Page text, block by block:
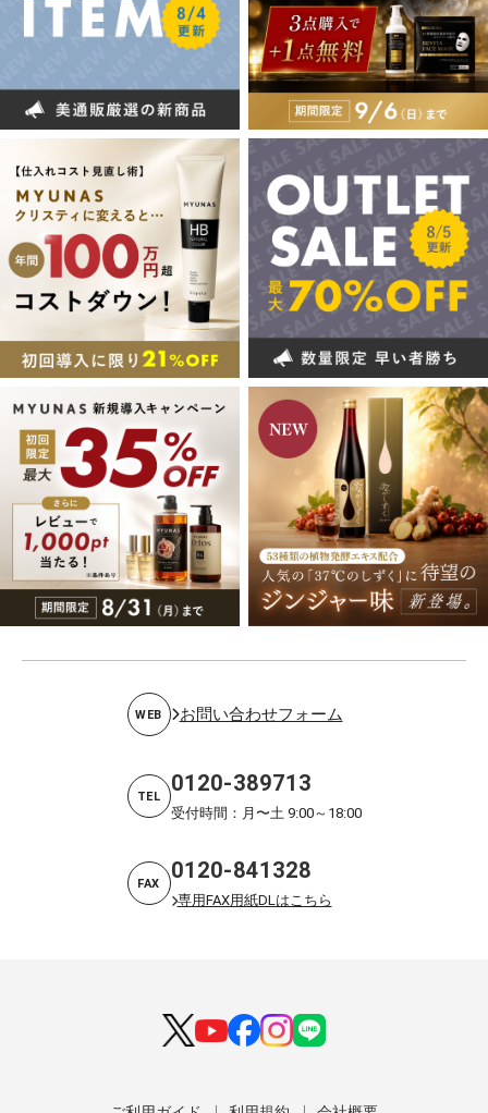
WEB お問い合わせフォーム
TEL 0120-389713
受付時間：月〜土 9:00～18:00
FAX 0120-841328
専用FAX用紙DLはこちら